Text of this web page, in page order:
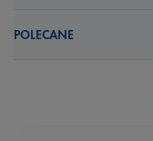
POLECANE